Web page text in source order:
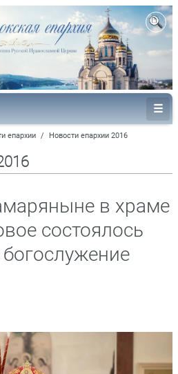
епархии / Новости епархии 2016
в храме
состоялось